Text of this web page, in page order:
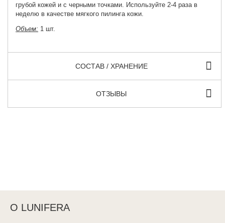
грубой кожей и с черными точками. Используйте 2-4 раза в
неделю в качестве мягкого пилинга кожи.
Объем: 1 шт.
СОСТАВ / ХРАНЕНИЕ
ОТЗЫВЫ
О LUNIFERA